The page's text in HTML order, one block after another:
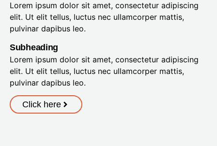
Lorem ipsum dolor sit amet, consectetur adipiscing
elit. Ut elit tellus, luctus nec ullamcorper mattis,
pulvinar dapibus leo.
Subheading
Lorem ipsum dolor sit amet, consectetur adipiscing
elit. Ut elit tellus, luctus nec ullamcorper mattis,
pulvinar dapibus leo.
Click here